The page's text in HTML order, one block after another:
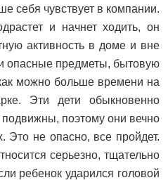
себя чувствует в компании.
и начнет ходить, он
активность в доме и вне
опасные предметы, бытовую
можно больше времени на
Эти дети обыкновенно
поэтому они вечно
Это не опасно, все пройдет.
серьезно, тщательно
ребенок ударился головой